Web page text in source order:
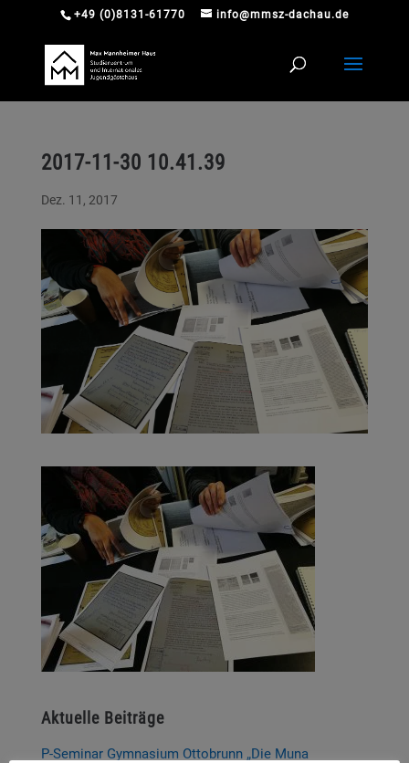
+49 (0)8131-61770 info@mmsz-dachau.de
2017-11-30 10.41.39
Dez. 11, 2017
Aktuelle Beiträge
P-Seminar Gymnasium Ottobrunn „Die Muna